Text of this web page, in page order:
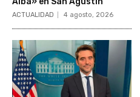
ACTUALIDAD 4 agosto, 2026